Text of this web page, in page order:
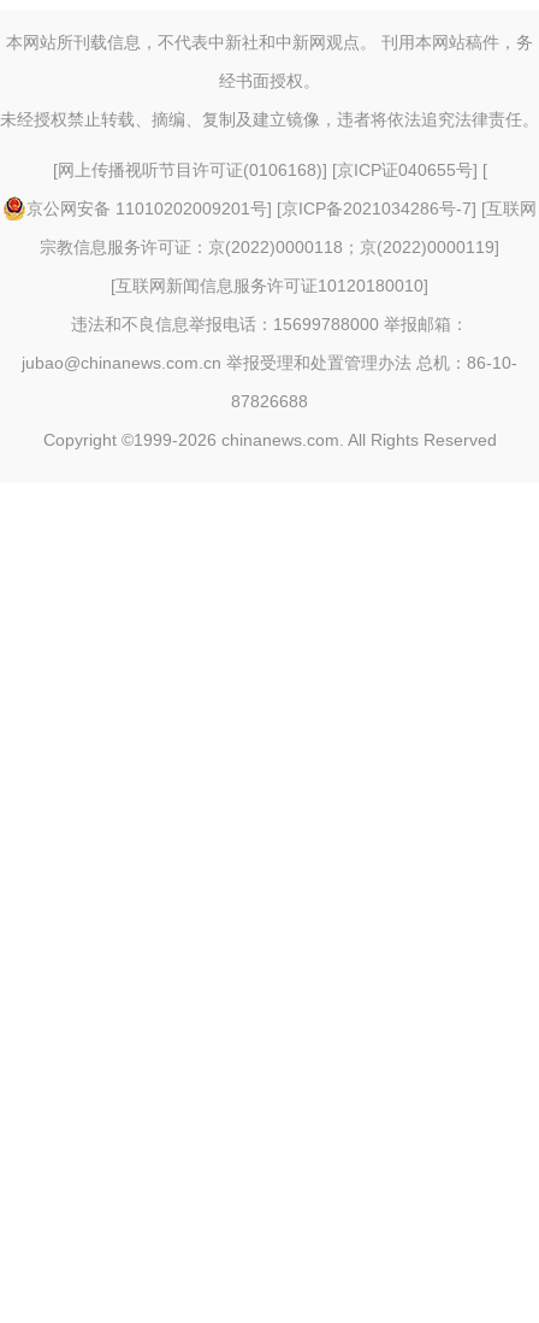
本网站所刊载信息，不代表中新社和中新网观点。 刊用本网站稿件，务
经书面授权。
未经授权禁止转载、摘编、复制及建立镜像，违者将依法追究法律责任。
[网上传播视听节目许可证(0106168)] [京ICP证040655号] [
京公网安备 11010202009201号] [京ICP备2021034286号-7] [互联网
宗教信息服务许可证：京(2022)0000118；京(2022)0000119]
[互联网新闻信息服务许可证10120180010]
违法和不良信息举报电话：15699788000 举报邮箱：
jubao@chinanews.com.cn 举报受理和处置管理办法 总机：86-10-
87826688
Copyright ©1999-2026 chinanews.com. All Rights Reserved